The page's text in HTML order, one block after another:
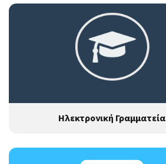
Ηλεκτρονική Γραμματεία